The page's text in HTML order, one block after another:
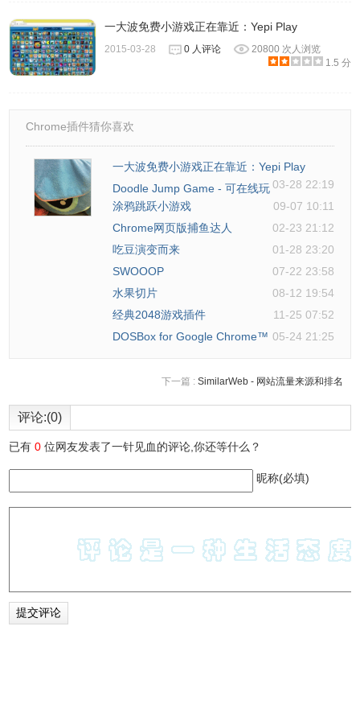
别踩白块儿的联系方式
一大波免费小游戏正在靠近：Yepi Play
2015-03-28 0 人评论
20800 次人浏览
1.5 分
Chrome插件猜你喜欢
一大波免费小游戏正在靠近：Yepi Play
03-28 22:19
Doodle Jump Game - 可在线玩
涂鸦跳跃小游戏
09-07 10:11
Chrome网页版捕鱼达人
02-23 21:12
吃豆演变而来
01-28 23:20
SWOOOP
07-22 23:58
水果切片
08-12 19:54
经典2048游戏插件
11-25 07:52
DOSBox for Google Chrome™ 05-24 21:25
下一篇 : SimilarWeb - 网站流量来源和排名
评论:(0)
已有0 位网友发表了一针见血的评论,你还等什么？
昵称(必填)